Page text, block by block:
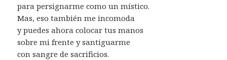
para persignarme como un místico.
Mas, eso también me incomoda
y puedes ahora colocar tus manos
sobre mi frente y santiguarme
con sangre de sacrificios.